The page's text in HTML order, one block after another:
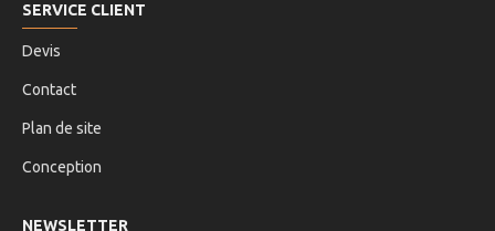
SERVICE CLIENT
Devis
Contact
Plan de site
Conception
NEWSLETTER